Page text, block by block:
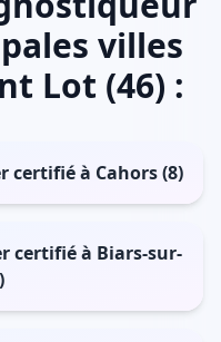
villes
Lot (46) :
à Cahors (8)
certifié à Biars-sur-